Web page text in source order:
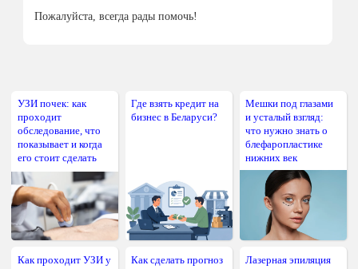
Пожалуйста, всегда рады помочь!
УЗИ почек: как
проходит
обследование, что
показывает и когда
его стоит сделать
Где взять кредит на
бизнес в Беларуси?
Мешки под глазами
и усталый взгляд:
что нужно знать о
блефаропластике
нижних век
Как проходит УЗИ у
Как сделать прогноз
Лазерная эпиляция